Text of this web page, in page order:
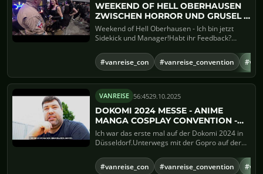
WEEKEND OF HELL OBERHAUSEN
ZWISCHEN HORROR UND GRUSEL -
ICH BIN JETZT SIDEKICK UND
MANAGER!
Weekend of Hell Oberhausen - Ich bin jetzt
Sidekick und Manager!Habt ihr Feedback?
#vanreise_con #vanreise_convention
VANREISE 56:4529.10.2025
DOKOMI 2024 MESSE - ANIME
MANGA COSPLAY CONVENTION -
VLOG UND RUNDGANG
Ich war das erste mal auf der Dokomi 2024 in
Düsseldorf.Unterwegs mit der Gopro auf der
#vanreise_con #vanreise_convention